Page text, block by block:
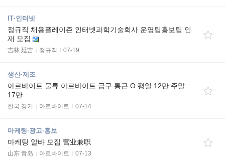
IT·인터넷
정규직 채용플레이즌 인터넷과학기술회사 운영팀홍보팀 인
재 모집
吉林 延吉 정규직 07-19
생산·제조
아르바이트 물류 아르바이트 급구 통근 O 평일 12만 주말
17만
한국 경기 아르바이트 07-14
마케팅·광고·홍보
마케팅 알바 모집 营业兼职
山东 青岛 아르바이트 07-13